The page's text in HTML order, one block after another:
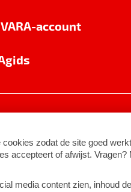
account
©2026BNNVARA